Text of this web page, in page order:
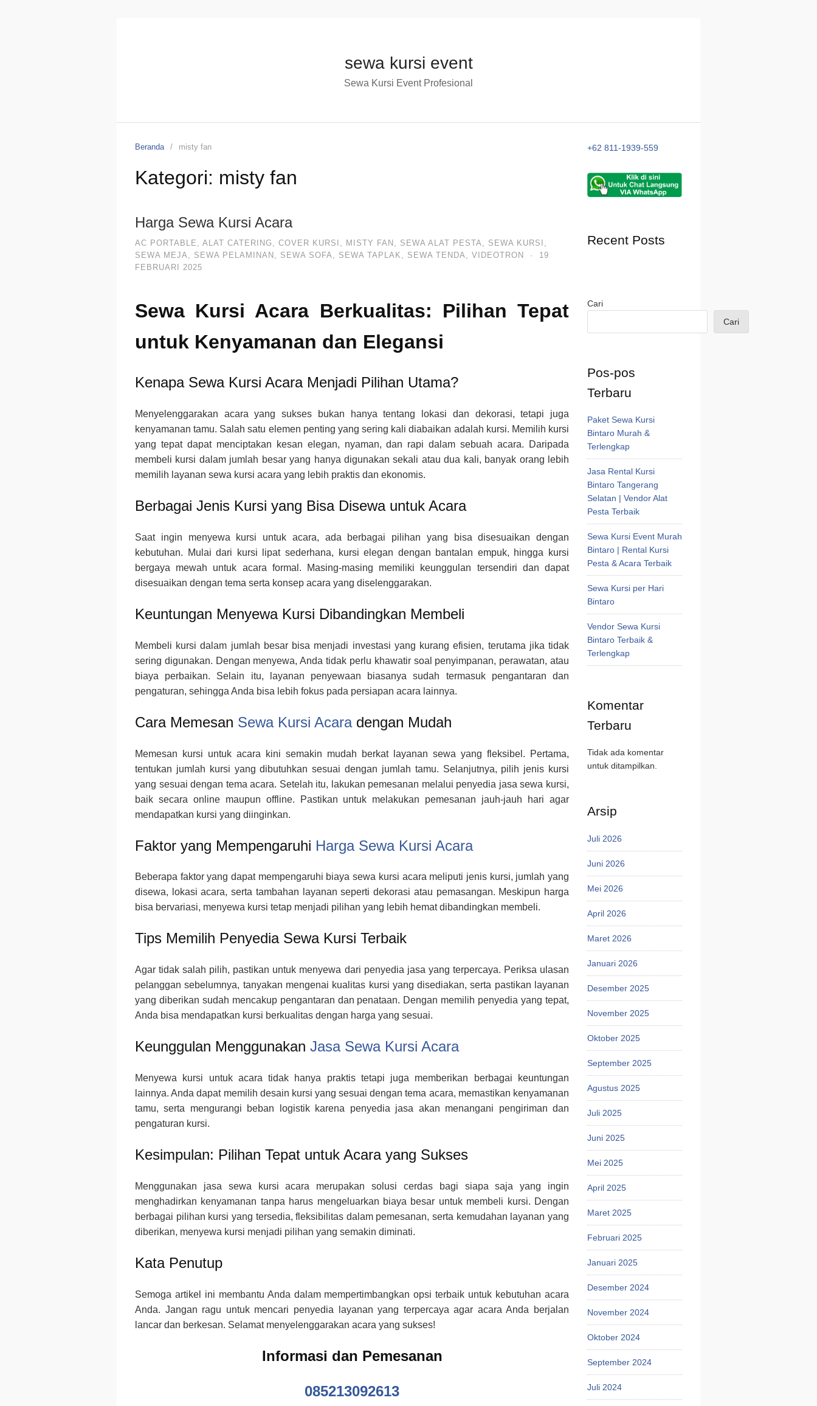
sewa kursi event
Sewa Kursi Event Profesional
Beranda misty fan
Kategori: misty fan
Harga Sewa Kursi Acara
AC PORTABLE , ALAT CATERING , COVER KURSI , MISTY FAN , SEWA ALAT PESTA, SEWA KURSI ,
SEWA MEJA, SEWA PELAMINAN , SEWA SOFA, SEWA TAPLAK , SEWA TENDA, VIDEOTRON ·
19
FEBRUARI 2025
Sewa Kursi Acara Berkualitas: Pilihan Tepat
untuk Kenyamanan dan Elegansi
Kenapa Sewa Kursi Acara Menjadi Pilihan Utama?
Menyelenggarakan acara yang sukses bukan hanya tentang lokasi dan dekorasi, tetapi juga
kenyamanan tamu. Salah satu elemen penting yang sering kali diabaikan adalah kursi. Memilih kursi
yang tepat dapat menciptakan kesan elegan, nyaman, dan rapi dalam sebuah acara. Daripada
membeli kursi dalam jumlah besar yang hanya digunakan sekali atau dua kali, banyak orang lebih
memilih layanan sewa kursi acara yang lebih praktis dan ekonomis.
Berbagai Jenis Kursi yang Bisa Disewa untuk Acara
Saat ingin menyewa kursi untuk acara, ada berbagai pilihan yang bisa disesuaikan dengan
kebutuhan. Mulai dari kursi lipat sederhana, kursi elegan dengan bantalan empuk, hingga kursi
bergaya mewah untuk acara formal. Masing-masing memiliki keunggulan tersendiri dan dapat
disesuaikan dengan tema serta konsep acara yang diselenggarakan.
Keuntungan Menyewa Kursi Dibandingkan Membeli
Membeli kursi dalam jumlah besar bisa menjadi investasi yang kurang efisien, terutama jika tidak
sering digunakan. Dengan menyewa, Anda tidak perlu khawatir soal penyimpanan, perawatan, atau
biaya perbaikan. Selain itu, layanan penyewaan biasanya sudah termasuk pengantaran dan
pengaturan, sehingga Anda bisa lebih fokus pada persiapan acara lainnya.
Cara Memesan Sewa Kursi Acaradengan Mudah
Memesan kursi untuk acara kini semakin mudah berkat layanan sewa yang fleksibel. Pertama,
tentukan jumlah kursi yang dibutuhkan sesuai dengan jumlah tamu. Selanjutnya, pilih jenis kursi
yang sesuai dengan tema acara. Setelah itu, lakukan pemesanan melalui penyedia jasa sewa kursi,
baik secara online maupun offline. Pastikan untuk melakukan pemesanan jauh-jauh hari agar
mendapatkan kursi yang diinginkan.
Faktor yang Mempengaruhi Harga Sewa Kursi Acara
Beberapa faktor yang dapat mempengaruhi biaya sewa kursi acara meliputi jenis kursi, jumlah yang
disewa, lokasi acara, serta tambahan layanan seperti dekorasi atau pemasangan. Meskipun harga
bisa bervariasi, menyewa kursi tetap menjadi pilihan yang lebih hemat dibandingkan membeli.
Tips Memilih Penyedia Sewa Kursi Terbaik
Agar tidak salah pilih, pastikan untuk menyewa dari penyedia jasa yang terpercaya. Periksa ulasan
pelanggan sebelumnya, tanyakan mengenai kualitas kursi yang disediakan, serta pastikan layanan
yang diberikan sudah mencakup pengantaran dan penataan. Dengan memilih penyedia yang tepat,
Anda bisa mendapatkan kursi berkualitas dengan harga yang sesuai.
Keunggulan Menggunakan Jasa Sewa Kursi Acara
Menyewa kursi untuk acara tidak hanya praktis tetapi juga memberikan berbagai keuntungan
lainnya. Anda dapat memilih desain kursi yang sesuai dengan tema acara, memastikan kenyamanan
tamu, serta mengurangi beban logistik karena penyedia jasa akan menangani pengiriman dan
pengaturan kursi.
Kesimpulan: Pilihan Tepat untuk Acara yang Sukses
Menggunakan jasa sewa kursi acara merupakan solusi cerdas bagi siapa saja yang ingin
menghadirkan kenyamanan tanpa harus mengeluarkan biaya besar untuk membeli kursi. Dengan
berbagai pilihan kursi yang tersedia, fleksibilitas dalam pemesanan, serta kemudahan layanan yang
diberikan, menyewa kursi menjadi pilihan yang semakin diminati.
Kata Penutup
Semoga artikel ini membantu Anda dalam mempertimbangkan opsi terbaik untuk kebutuhan acara
Anda. Jangan ragu untuk mencari penyedia layanan yang terpercaya agar acara Anda berjalan
lancar dan berkesan. Selamat menyelenggarakan acara yang sukses!
Informasi dan Pemesanan
085213092613
+62 811-1939-559
Recent Posts
Cari
Cari
Pos-pos
Terbaru
Paket Sewa Kursi
Bintaro Murah &
Terlengkap
Jasa Rental Kursi
Bintaro Tangerang
Selatan | Vendor Alat
Pesta Terbaik
Sewa Kursi Event Murah
Bintaro | Rental Kursi
Pesta & Acara Terbaik
Sewa Kursi per Hari
Bintaro
Vendor Sewa Kursi
Bintaro Terbaik &
Terlengkap
Komentar
Terbaru
Tidak ada komentar
untuk ditampilkan.
Arsip
Juli 2026
Juni 2026
Mei 2026
April 2026
Maret 2026
Januari 2026
Desember 2025
November 2025
Oktober 2025
September 2025
Agustus 2025
Juli 2025
Juni 2025
Mei 2025
April 2025
Maret 2025
Februari 2025
Januari 2025
Desember 2024
November 2024
Oktober 2024
September 2024
Juli 2024